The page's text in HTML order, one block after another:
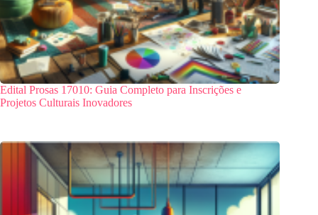
Edital Prosas 17010: Guia Completo para Inscrições e
Projetos Culturais Inovadores